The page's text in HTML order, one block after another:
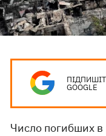
GOOGLE
Число погибших в